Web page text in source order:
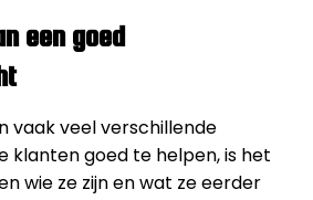
een goed
vaak veel verschillende
klanten goed te helpen, is het
wie ze zijn en wat ze eerder